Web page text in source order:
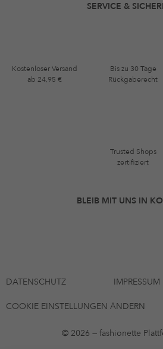
SERVICE &
Kostenloser Versand
ab 24,95 €
Bis zu 30 Tage
Rückgaberecht
Trusted Shops
zertifiziert
BLEIB MIT UNS IN
DATENSCHUTZ IMPRESSUM
COOKIE EINSTELLUNGEN ÄNDERN
© 2026 — fashionette